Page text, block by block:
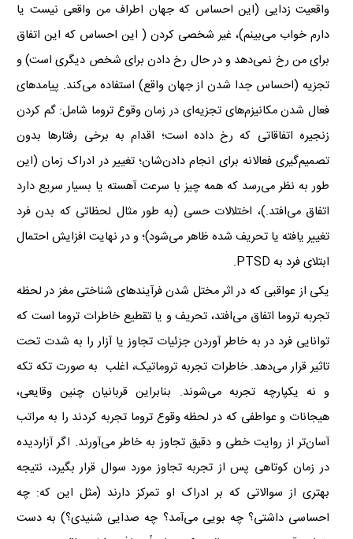
واقعیت زدایی (این احساس که جهان اطراف من واقعی نیست یا
دارم خواب می‌بینم)، غیر شخصی کردن ( این احساس که این اتفاق
برای من رخ نمی‌دهد و در حال رخ دادن برای شخص دیگری است) و
تجزیه (احساس جدا شدن از جهان واقع) استفاده می‌کند. پیامدهای
فعال شدن مکانیزم‌های تجزیه‌ای در زمان وقوع تروما شامل: گم کردن
زنجیره اتفاقاتی که رخ داده است؛ اقدام به برخی رفتارها بدون
تصمیم‌گیری فعالانه برای انجام دادن‌شان؛ تغییر در ادراک زمان (این
طور به نظر می‌رسد که همه چیز با سرعت آهسته یا بسیار سریع دارد
اتفاق می‌افتد.)، اختلالات حسی (به طور مثال لحظاتی که بدن فرد
تغییر یافته یا تحریف شده ظاهر می‌شود)؛ و در نهایت افزایش احتمال
ابتلای فرد به PTSD
.
یکی از عواقبی که در اثر مختل شدن فرآیندهای شناختی مغز در لحظه
تجربه تروما اتفاق می‌افتد، تحریف و یا تقطیع خاطرات تروما است که
توانایی فرد در به خاطر آوردن جزئیات تجاوز یا آزار را به شدت تحت
تاثیر قرار می‌دهد. خاطرات تجربه تروماتیک، اغلب به صورت تکه تکه
و نه یکپارچه تجربه می‌شوند. بنابراین قربانیان چنین وقایعی،
هیجانات و عواطفی که در لحظه وقوع تروما تجربه کردند را به مراتب
آسان‌تر از روایت خطی و دقیق تجاوز به خاطر می‌آورند. اگر آزاردیده
در زمان کوتاهی پس از تجربه تجاوز مورد سوال قرار بگیرد، نتیجه
بهتری از سوالاتی که بر ادراک او تمرکز دارند (مثل این که: چه
احساسی داشتی؟ چه بویی می‌آمد؟ چه صدایی شنیدی؟) به دست